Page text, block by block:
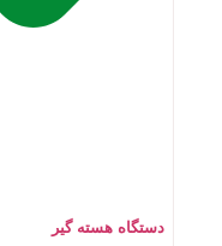
دستگاه هسته گیر